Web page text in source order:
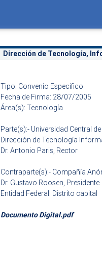
Dirección de Tecnología,
Tipo: Convenio Especifico
Fecha de Firma: 28/07/2005
Área(s): Tecnología
Parte(s):- Universidad Central
Dirección de Tecnología
Dr. Antonio Paris, Rector
Contraparte(s):- Compañía
Dr. Gustavo Roosen, Presidente
Entidad Federal: Distrito capital
Documento Digital.pdf